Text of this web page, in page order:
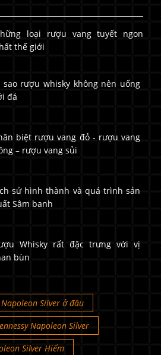
loại rượu vang tuyết ngon
thế giới
sao rượu whisky không nên uống
đá
biệt rượu vang đỏ - rượu vang
– rượu vang sủi
sử hình thành và quá trình sản
Sâm banh
Whisky rất đặc trưng với vị
bùn
Silver ở đâu
Napoleon Silver
Silver Hiếm